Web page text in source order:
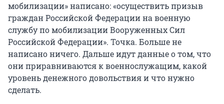
мобилизации» написано: «осуществить призыв
граждан Российской Федерации на военную
службу по мобилизации Вооруженных Сил
Российской Федерации». Точка. Больше не
написано ничего. Дальше идут данные о том, что
они приравниваются к военнослужащим, какой
уровень денежного довольствия и что нужно
сделать.